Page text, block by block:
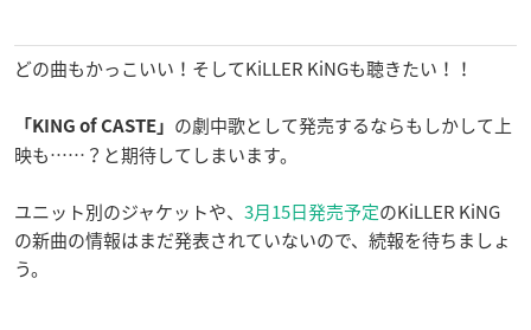
どの曲もかっこいい！そしてKiLLER KiNGも聴きたい！！
「KING of CASTE」 の劇中歌として発売するならもしかして上
映も……？と期待してしまいます。
ユニット別のジャケットや、 3月15日発売予定のKiLLER KiNG
の新曲の情報はまだ発表されていないので、続報を待ちましょ
う。